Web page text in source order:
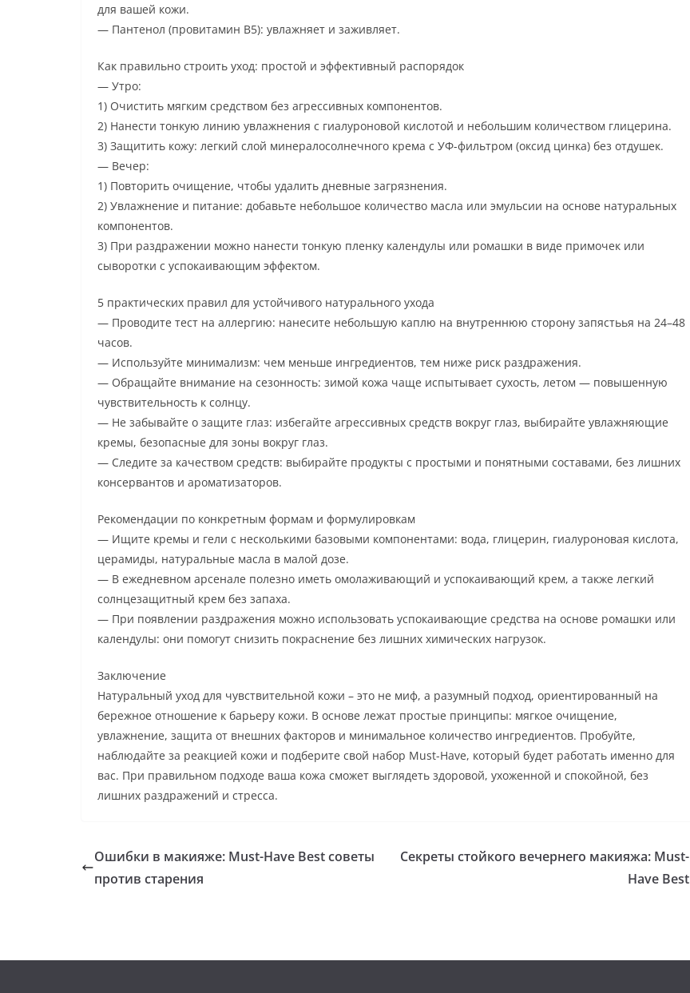
для вашей кожи.
— Пантенол (провитамин B5): увлажняет и заживляет.
Как правильно строить уход: простой и эффективный распорядок
— Утро:
1) Очистить мягким средством без агрессивных компонентов.
2) Нанести тонкую линию увлажнения с гиалуроновой кислотой и небольшим количеством глицерина.
3) Защитить кожу: легкий слой минералосолнечного крема с УФ-фильтром (оксид цинка) без отдушек.
— Вечер:
1) Повторить очищение, чтобы удалить дневные загрязнения.
2) Увлажнение и питание: добавьте небольшое количество масла или эмульсии на основе натуральных
компонентов.
3) При раздражении можно нанести тонкую пленку календулы или ромашки в виде примочек или
сыворотки с успокаивающим эффектом.
5 практических правил для устойчивого натурального ухода
— Проводите тест на аллергию: нанесите небольшую каплю на внутреннюю сторону запястьья на 24–48
часов.
— Используйте минимализм: чем меньше ингредиентов, тем ниже риск раздражения.
— Обращайте внимание на сезонность: зимой кожа чаще испытывает сухость, летом — повышенную
чувствительность к солнцу.
— Не забывайте о защите глаз: избегайте агрессивных средств вокруг глаз, выбирайте увлажняющие
кремы, безопасные для зоны вокруг глаз.
— Следите за качеством средств: выбирайте продукты с простыми и понятными составами, без лишних
консервантов и ароматизаторов.
Рекомендации по конкретным формам и формулировкам
— Ищите кремы и гели с несколькими базовыми компонентами: вода, глицерин, гиалуроновая кислота,
церамиды, натуральные масла в малой дозе.
— В ежедневном арсенале полезно иметь омолаживающий и успокаивающий крем, а также легкий
солнцезащитный крем без запаха.
— При появлении раздражения можно использовать успокаивающие средства на основе ромашки или
календулы: они помогут снизить покраснение без лишних химических нагрузок.
Заключение
Натуральный уход для чувствительной кожи – это не миф, а разумный подход, ориентированный на
бережное отношение к барьеру кожи. В основе лежат простые принципы: мягкое очищение,
увлажнение, защита от внешних факторов и минимальное количество ингредиентов. Пробуйте,
наблюдайте за реакцией кожи и подберите свой набор Must-Have, который будет работать именно для
вас. При правильном подходе ваша кожа сможет выглядеть здоровой, ухоженной и спокойной, без
лишних раздражений и стресса.
Ошибки в макияже: Must-Have Best советы
против старения
Секреты стойкого вечернего макияжа: Must-
Have Best